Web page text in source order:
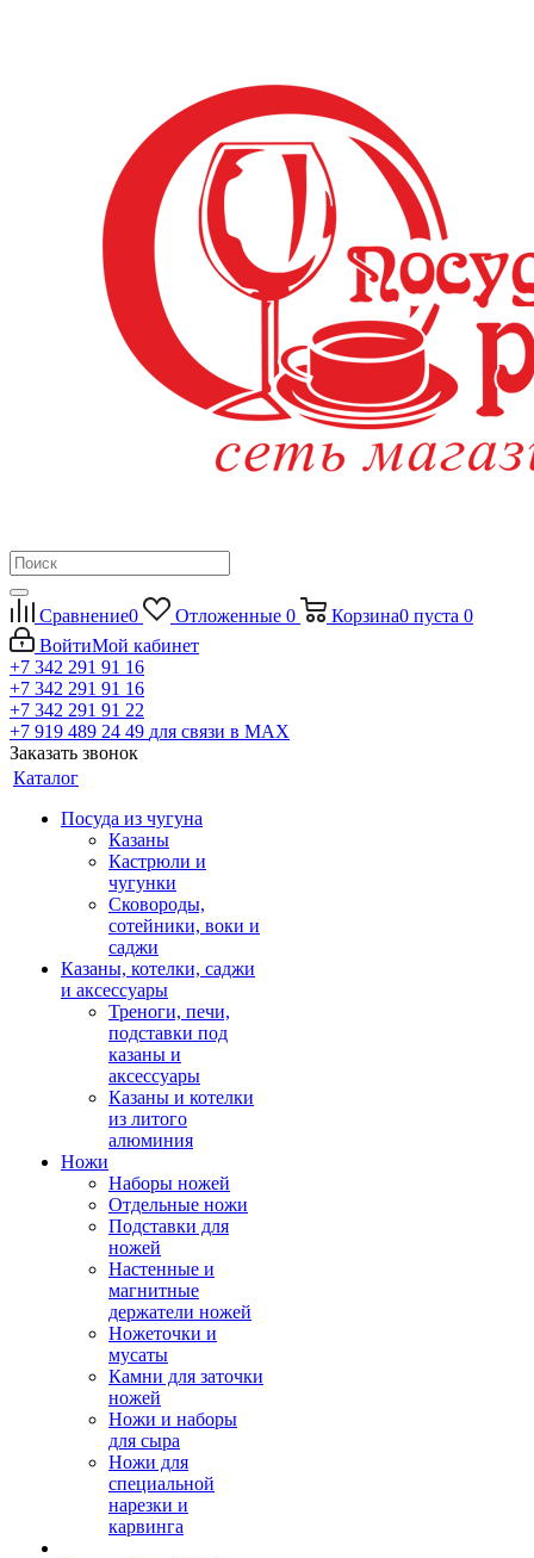
Сравнение0 Отложенные 0 Корзина0 пуста 0
ВойтиМой кабинет
+7 342 291 91 16
+7 342 291 91 16
+7 342 291 91 22
+7 919 489 24 49 для связи в МАХ
Заказать звонок
Каталог
Посуда из чугуна
Казаны
Кастрюли и
чугунки
Сковороды,
сотейники, воки и
саджи
Казаны, котелки, саджи
и аксессуары
Треноги, печи,
подставки под
казаны и
аксессуары
Казаны и котелки
из литого
алюминия
Ножи
Наборы ножей
Отдельные ножи
Подставки для
ножей
Настенные и
магнитные
держатели ножей
Ножеточки и
мусаты
Камни для заточки
ножей
Ножи и наборы
для сыра
Ножи для
специальной
нарезки и
карвинга